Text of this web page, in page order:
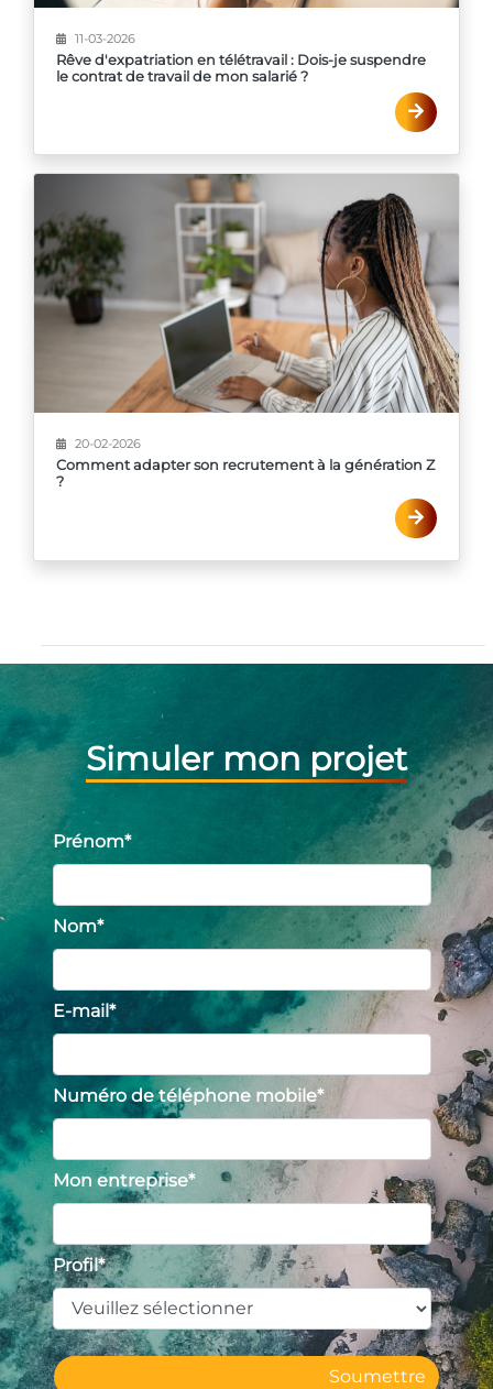
11-03-2026
Rêve d'expatriation en télétravail : Dois-je suspendre
le contrat de travail de mon salarié ?
20-02-2026
Comment adapter son recrutement à la génération Z
?
Simuler mon projet
Prénom*
Nom*
E-mail*
Numéro de téléphone mobile*
Mon entreprise*
Profil*